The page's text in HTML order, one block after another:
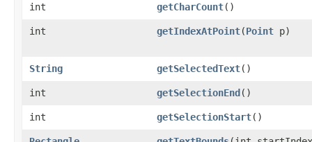
int getCharCount()
int getIndexAtPoint(Point p)
String getSelectedText()
int getSelectionEnd()
int getSelectionStart()